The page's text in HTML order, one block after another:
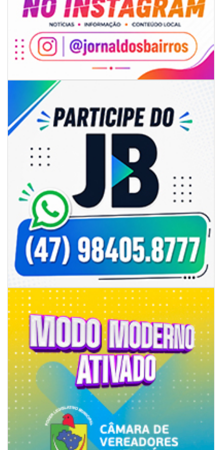
06/08/2026 | 07:00
Campanha de vacinação gratuita vai imunizar cães e gatos em
CAMBORIÚ
06/08/2026 | 07:00
Saúde de Camboriú reforça equipes das UBSs com novos profissionais
BALNEÁRIO PIÇARRAS